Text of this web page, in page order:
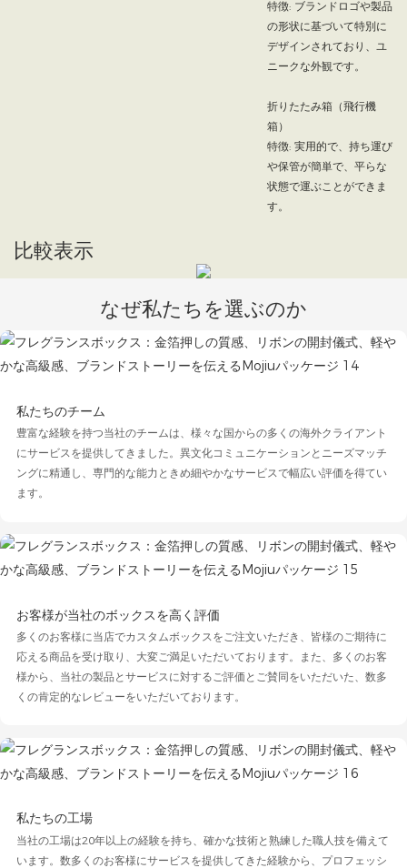
特徴: ブランドロゴや製品
の形状に基づいて特別に
デザインされており、ユ
ニークな外観です。
折りたたみ箱（飛行機
箱）
特徴: 実用的で、持ち運び
や保管が簡単で、平らな
状態で運ぶことができま
す。
比較表示
なぜ私たちを選ぶのか
私たちのチーム
豊富な経験を持つ当社のチームは、様々な国からの多くの海外クライアント
にサービスを提供してきました。異文化コミュニケーションとニーズマッチ
ングに精通し、専門的な能力ときめ細やかなサービスで幅広い評価を得てい
ます。
お客様が当社のボックスを高く評価
多くのお客様に当店でカスタムボックスをご注文いただき、皆様のご期待に
応える商品を受け取り、大変ご満足いただいております。また、多くのお客
様から、当社の製品とサービスに対するご評価とご賛同をいただいた、数多
くの肯定的なレビューをいただいております。
私たちの工場
当社の工場は20年以上の経験を持ち、確かな技術と熟練した職人技を備えて
います。数多くのお客様にサービスを提供してきた経験から、プロフェッシ